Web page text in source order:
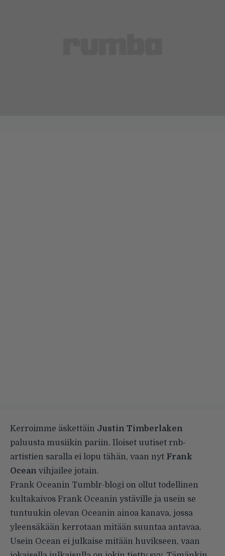
Kerroimme äskettäin Justin Timberlaken
paluusta musiikin pariin. Iloiset uutiset rnb-
artistien saralla ei lopu tähän, vaan nyt Frank
Ocean vihjailee jotain.
Frank Oceanin Tumblr-blogi on ollut todellinen
kultakaivos Frank Oceanin ystäville ja usein se
tuntuukin olevan Oceanin ainoa kanava, jossa
yleensäkään kerrotaan mitään suuntaa antavaa.
Usein Ocean ei julkaise mitään huvikseen, vaan